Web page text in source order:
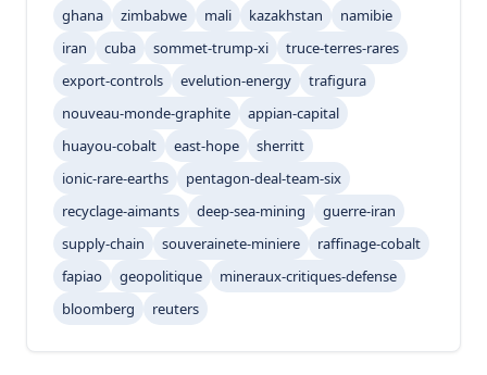
ghana
zimbabwe mali kazakhstan
namibie
iran
cuba sommet-trump-xi
truce-terres-rares
export-controls
evelution-energy
trafigura
nouveau-monde-graphite
appian-capital
huayou-cobalt
east-hope
sherritt
ionic-rare-earths
pentagon-deal-team-six
recyclage-aimants
deep-sea-mining
guerre-iran
supply-chain
souverainete-miniere
raffinage-cobalt
fapiao
geopolitique
mineraux-critiques-defense
bloomberg
reuters